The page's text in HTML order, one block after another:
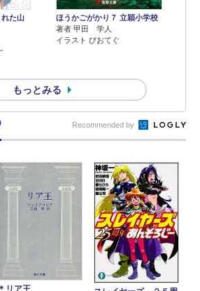
た山
ほうかごがかり７ 立穎小学校
著者 甲田 学人
イラスト ぴおてぐ
もっとみる
Recommended by